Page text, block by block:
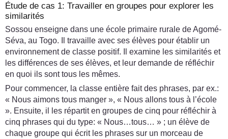
Étude de cas 1: Travailler en groupes pour explorer les
similarités
Sossou enseigne dans une école primaire rurale de Agomé-
Séva, au Togo. Il travaille avec ses élèves pour établir un
environnement de classe positif. Il examine les similarités et
les différences de ses élèves, et leur demande de réfléchir
en quoi ils sont tous les mêmes.
Pour commencer, la classe entière fait des phrases, par ex.:
« Nous aimons tous manger », « Nous allons tous à l’école
». Ensuite, il les répartit en groupes de cinq pour réfléchir à
cinq phrases qui du type: « Nous…tous… » ; un élève de
chaque groupe qui écrit les phrases sur un morceau de